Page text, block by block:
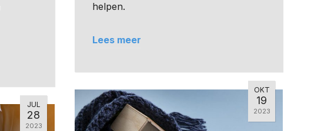
helpen.
Lees meer
OKT
19
2023
JUL
28
2023